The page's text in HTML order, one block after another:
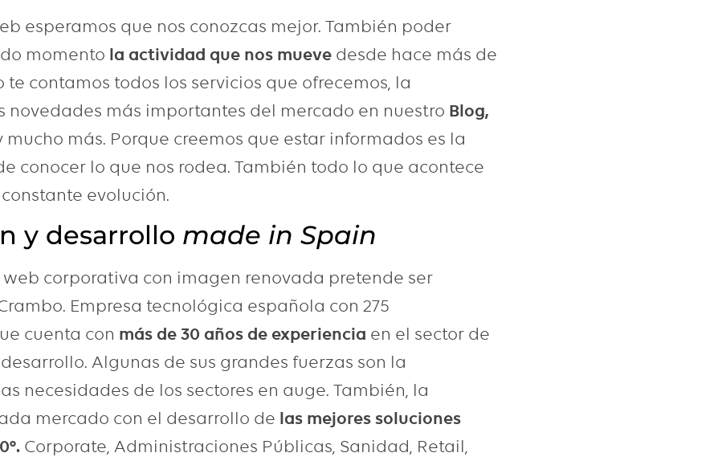
esperamos que nos conozcas mejor. También poder
momento la actividad que nos mueve desde hace más de
te contamos todos los servicios que ofrecemos, la
novedades más importantes del mercado en nuestro Blog,
mucho más. Porque creemos que estar informados es la
conocer lo que nos rodea. También todo lo que acontece
evolución.
y desarrollo made in Spain
web corporativa con imagen renovada pretende ser
Empresa tecnológica española con 275
cuenta con más de 30 años de experiencia en el sector de
Algunas de sus grandes fuerzas son la
necesidades de los sectores en auge. También, la
mercado con el desarrollo de las mejores soluciones
Corporate, Administraciones Públicas, Sanidad, Retail,